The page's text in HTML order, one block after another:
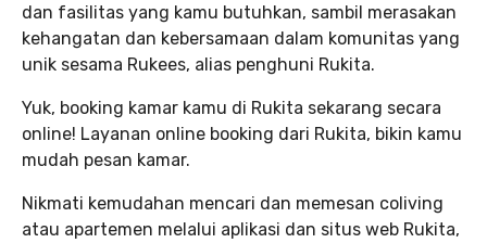
dan fasilitas yang kamu butuhkan, sambil merasakan
kehangatan dan kebersamaan dalam komunitas yang
unik sesama Rukees, alias penghuni Rukita.
Yuk, booking kamar kamu di Rukita sekarang secara
online! Layanan online booking dari Rukita, bikin kamu
mudah pesan kamar.
Nikmati kemudahan mencari dan memesan coliving
atau apartemen melalui aplikasi dan situs web Rukita,